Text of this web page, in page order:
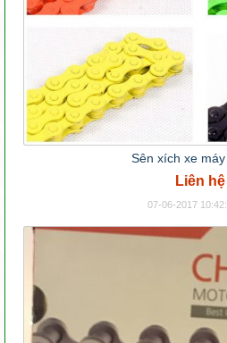
Sên xích xe máy
Liên hệ
07-06-2017